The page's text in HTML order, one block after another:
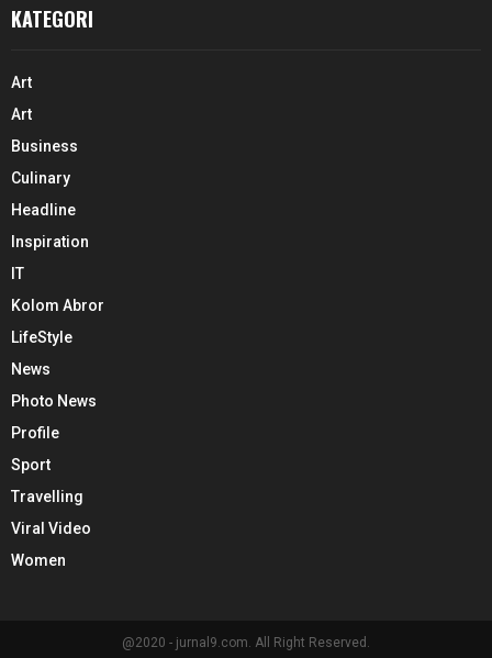
KATEGORI
Art
Art
Business
Culinary
Headline
Inspiration
IT
Kolom Abror
LifeStyle
News
Photo News
Profile
Sport
Travelling
Viral Video
Women
@2020 - jurnal9.com. All Right Reserved.